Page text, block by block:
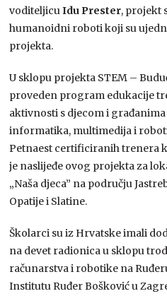
voditeljicuIdu Prester, projekt
humanoidni roboti koji su
projekta.
U sklopu projekta STEM –
proveden program edukacije
aktivnosti s djecom i
informatika, multimedija i
Petnaest certificiranih trenera
je naslijeđe ovog projekta za
„Naša djeca” na području
Opatije i Slatine.
Školarci su iz Hrvatske imali
na devet radionica u sklopu
računarstva i robotike na
Institutu Ruđer Bošković u